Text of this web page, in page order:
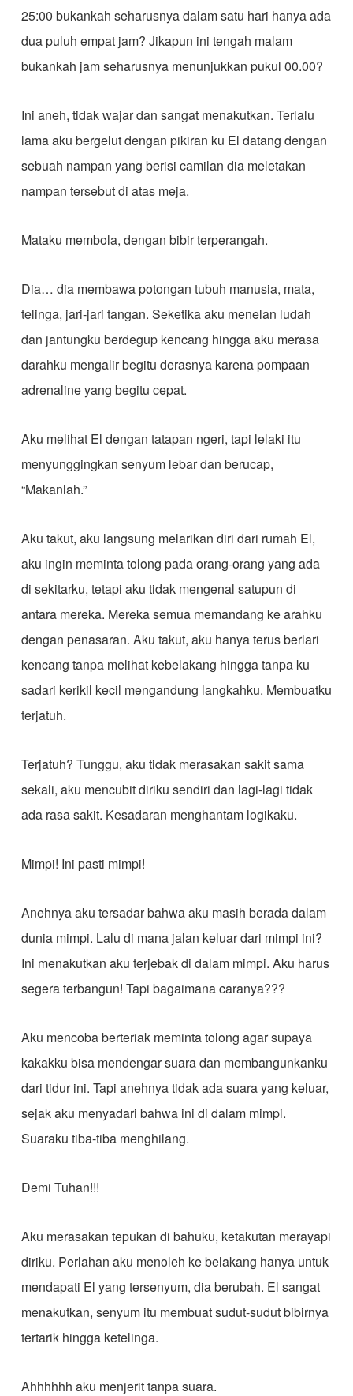
25:00 bukankah seharusnya dalam satu hari hanya ada
dua puluh empat jam? Jikapun ini tengah malam
bukankah jam seharusnya menunjukkan pukul 00.00?
Ini aneh, tidak wajar dan sangat menakutkan. Terlalu
lama aku bergelut dengan pikiran ku El datang dengan
sebuah nampan yang berisi camilan dia meletakan
nampan tersebut di atas meja.
Mataku membola, dengan bibir terperangah.
Dia… dia membawa potongan tubuh manusia, mata,
telinga, jari-jari tangan. Seketika aku menelan ludah
dan jantungku berdegup kencang hingga aku merasa
darahku mengalir begitu derasnya karena pompaan
adrenaline yang begitu cepat.
Aku melihat El dengan tatapan ngeri, tapi lelaki itu
menyunggingkan senyum lebar dan berucap,
“Makanlah.”
Aku takut, aku langsung melarikan diri dari rumah El,
aku ingin meminta tolong pada orang-orang yang ada
di sekitarku, tetapi aku tidak mengenal satupun di
antara mereka. Mereka semua memandang ke arahku
dengan penasaran. Aku takut, aku hanya terus berlari
kencang tanpa melihat kebelakang hingga tanpa ku
sadari kerikil kecil mengandung langkahku. Membuatku
terjatuh.
Terjatuh? Tunggu, aku tidak merasakan sakit sama
sekali, aku mencubit diriku sendiri dan lagi-lagi tidak
ada rasa sakit. Kesadaran menghantam logikaku.
Mimpi! Ini pasti mimpi!
Anehnya aku tersadar bahwa aku masih berada dalam
dunia mimpi. Lalu di mana jalan keluar dari mimpi ini?
Ini menakutkan aku terjebak di dalam mimpi. Aku harus
segera terbangun! Tapi bagaimana caranya???
Aku mencoba berteriak meminta tolong agar supaya
kakakku bisa mendengar suara dan membangunkanku
dari tidur ini. Tapi anehnya tidak ada suara yang keluar,
sejak aku menyadari bahwa ini di dalam mimpi.
Suaraku tiba-tiba menghilang.
Demi Tuhan!!!
Aku merasakan tepukan di bahuku, ketakutan merayapi
diriku. Perlahan aku menoleh ke belakang hanya untuk
mendapati El yang tersenyum, dia berubah. El sangat
menakutkan, senyum itu membuat sudut-sudut bibirnya
tertarik hingga ketelinga.
Ahhhhhh aku menjerit tanpa suara.